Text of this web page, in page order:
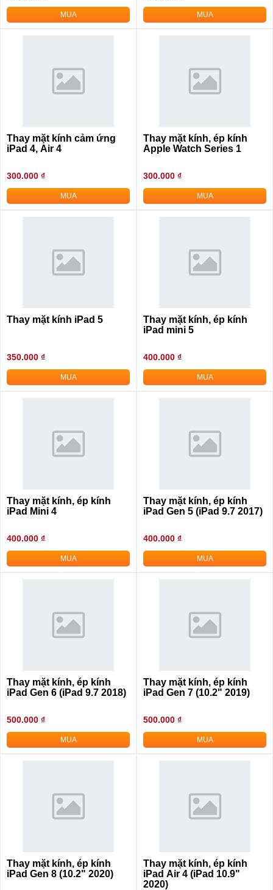
MUA MUA
Thay mặt kính cảm ứng
iPad 4, Air 4
300.000 ₫
MUA
Thay mặt kính, ép kính
Apple Watch Series 1
300.000 ₫
MUA
Thay mặt kính iPad 5
350.000 ₫
MUA
Thay mặt kính, ép kính
iPad mini 5
400.000 ₫
MUA
Thay mặt kính, ép kính
iPad Mini 4
400.000 ₫
MUA
Thay mặt kính, ép kính
iPad Gen 5 (iPad 9.7 2017)
400.000 ₫
MUA
Thay mặt kính, ép kính
iPad Gen 6 (iPad 9.7 2018)
500.000 ₫
MUA
Thay mặt kính, ép kính
iPad Gen 7 (10.2" 2019)
500.000 ₫
MUA
Thay mặt kính, ép kính
iPad Gen 8 (10.2" 2020)
Thay mặt kính, ép kính
iPad Air 4 (iPad 10.9"
2020)